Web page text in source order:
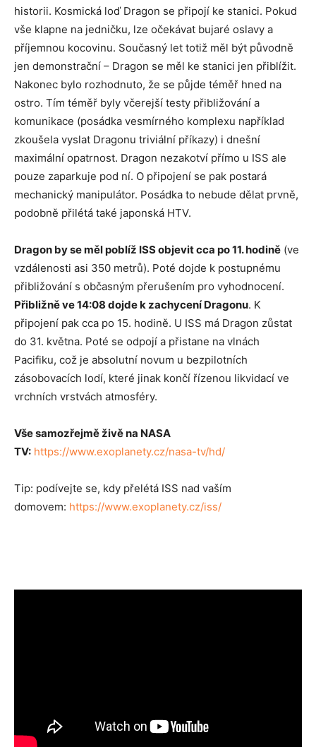
historii. Kosmická loď Dragon se připojí ke stanici. Pokud
vše klapne na jedničku, lze očekávat bujaré oslavy a
příjemnou kocovinu. Současný let totiž měl být původně
jen demonstrační – Dragon se měl ke stanici jen přiblížit.
Nakonec bylo rozhodnuto, že se půjde téměř hned na
ostro. Tím téměř byly včerejší testy přibližování a
komunikace (posádka vesmírného komplexu například
zkoušela vyslat Dragonu triviální příkazy) i dnešní
maximální opatrnost. Dragon nezakotví přímo u ISS ale
pouze zaparkuje pod ní. O připojení se pak postará
mechanický manipulátor. Posádka to nebude dělat prvně,
podobně přilétá také japonská HTV.
Dragon by se měl poblíž ISS objevit cca po 11. hodině (ve
vzdálenosti asi 350 metrů). Poté dojde k postupnému
přibližování s občasným přerušením pro vyhodnocení.
Přibližně ve 14:08 dojde k zachycení Dragonu. K
připojení pak cca po 15. hodině. U ISS má Dragon zůstat
do 31. května. Poté se odpojí a přistane na vlnách
Pacifiku, což je absolutní novum u bezpilotních
zásobovacích lodí, které jinak končí řízenou likvidací ve
vrchních vrstvách atmosféry.
Vše samozřejmě živě na NASA
TV: https://www.exoplanety.cz/nasa-tv/hd/
Tip: podívejte se, kdy přelétá ISS nad vaším
domovem: https://www.exoplanety.cz/iss/